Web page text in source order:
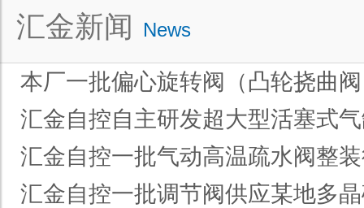
汇金新闻 News
本厂一批偏心旋转阀（凸轮挠曲
汇金自控自主研发超大型活塞式
汇金自控一批气动高温疏水阀整
汇金自控一批调节阀供应某地多